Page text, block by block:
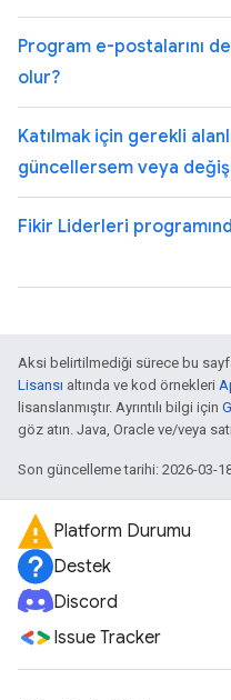
Program e-postalarını
olur?
Katılmak için gerekli
güncellersem veya
Fikir Liderleri
Aksi belirtilmediği sürece bu
Lisansı altında ve kod örnekleri
lisanslanmıştır. Ayrıntılı bilgi için
göz atın. Java, Oracle ve/veya
Son güncelleme tarihi: 2026-03-
Platform Durumu
Destek
Discord
Issue Tracker